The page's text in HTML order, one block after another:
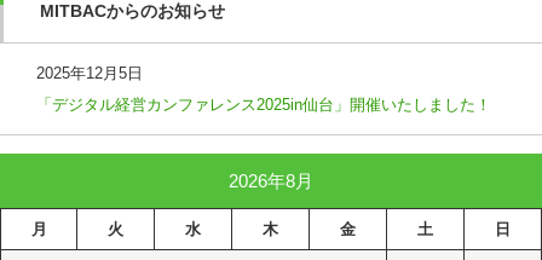
MITBACからのお知らせ
2025年12月5日
「デジタル経営カンファレンス2025in仙台」開催いたしました！
2026年8月
月 火 水 木 金 土 日